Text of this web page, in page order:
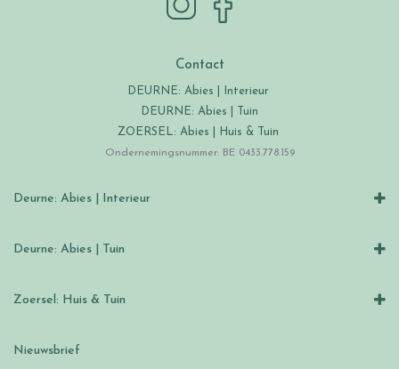
Contact
DEURNE: Abies | Interieur
DEURNE: Abies | Tuin
ZOERSEL: Abies | Huis & Tuin
Ondernemingsnummer: BE 0433.778.159
Deurne: Abies | Interieur
Deurne: Abies | Tuin
Zoersel: Huis & Tuin
Nieuwsbrief